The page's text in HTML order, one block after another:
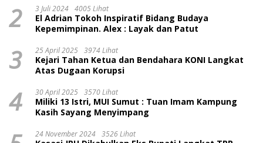
2 3 Juli 2024 4005 Lihat
El Adrian Tokoh Inspiratif Bidang Budaya
Kepemimpinan. Alex : Layak dan Patut
3 25 April 2025 3974 Lihat
Kejari Tahan Ketua dan Bendahara KONI Langkat
Atas Dugaan Korupsi
4 30 April 2025 3570 Lihat
Miliki 13 Istri, MUI Sumut : Tuan Imam Kampung
Kasih Sayang Menyimpang
24 November 2024 3526 Lihat